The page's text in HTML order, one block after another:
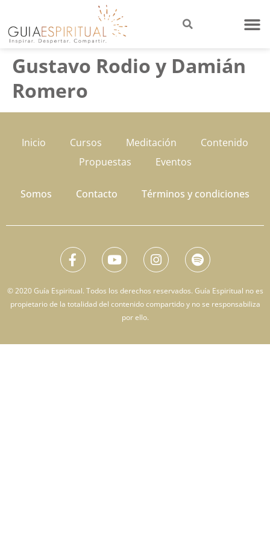
Gustavo Rodio y Damián
Romero
Inicio Cursos Meditación
Contenido
Propuestas
Eventos
Somos Contacto Términos y condiciones
© 2020 Guía Espiritual. Todos los derechos reservados. Guía Espiritual no es
propietario de la totalidad del contenido compartido y no se responsabiliza
por ello.